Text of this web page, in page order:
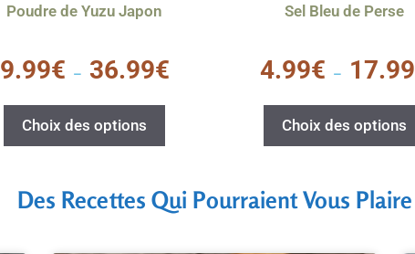
Poudre de Yuzu Japon
s
u
5
9.99€ – 36.99€
Choix des options
Sel Bleu de Perse
s
u
5
4.99€ – 17.99
Choix des options
Des Recettes Qui Pourraient Vous Plaire